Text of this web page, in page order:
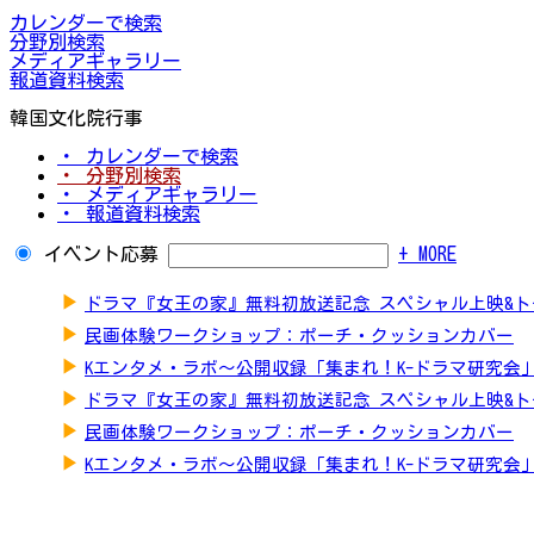
カレンダーで検索
分野別検索
メディアギャラリー
報道資料検索
韓国文化院行事
・ カレンダーで検索
・ 分野別検索
・ メディアギャラリー
・ 報道資料検索
イベント応募 + MORE
▶ ドラマ『女王の家』無料初放送記念 スペシャル上映&
▶ 民画体験ワークショップ：ポーチ・クッションカバー
▶ Kエンタメ・ラボ～公開収録「集まれ！K-ドラマ研究会」
▶ ドラマ『女王の家』無料初放送記念 スペシャル上映&
▶ 民画体験ワークショップ：ポーチ・クッションカバー
▶ Kエンタメ・ラボ～公開収録「集まれ！K-ドラマ研究会」